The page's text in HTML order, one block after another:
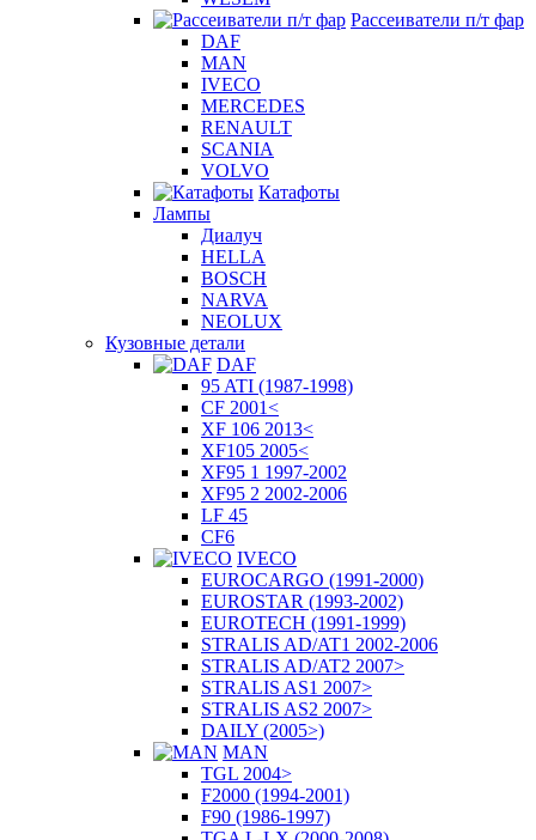
Рассеиватели п/т фар
DAF
MAN
IVECO
MERCEDES
RENAULT
SCANIA
VOLVO
Катафоты
Лампы
Диалуч
HELLA
BOSCH
NARVA
NEOLUX
Кузовные детали
DAF
95 ATI (1987-1998)
CF 2001<
XF 106 2013<
XF105 2005<
XF95 1 1997-2002
XF95 2 2002-2006
LF 45
CF6
IVECO
EUROCARGO (1991-2000)
EUROSTAR (1993-2002)
EUROTECH (1991-1999)
STRALIS AD/AT1 2002-2006
STRALIS AD/AT2 2007>
STRALIS AS1 2007>
STRALIS AS2 2007>
DAILY (2005>)
MAN
TGL 2004>
F2000 (1994-2001)
F90 (1986-1997)